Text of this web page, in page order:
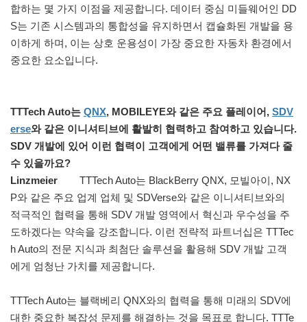
합하는 몇 가지 이점을 제공합니다. 데이터 중심 미들웨어인 DD
S는 기존 시스템과의 통합성을 유지하면서 캡슐화된 개발을 용
이하게 하며, 이는 상호 운용성이 가장 중요한 자동차 환경에서
중요한 요소입니다.
TTTech Auto는 QNX, MOBILEYE와 같은 주요 플레이어, SDV
erse와 같은 이니셔티브에 활발히 협력하고 참여하고 있습니다.
SDV 개발에 있어 이런 협력이 고객에게 어떤 밸류를 가져다 줄
수 있을까요?
Linzmeier
TTTech Auto는 BlackBerry QNX, 모빌아이, NX
P와 같은 주요 업계 업체 및 SDVerse와 같은 이니셔티브와의
적극적인 협력을 통해 SDV 개발 영역에서 혁신과 우수성을 주
도하겠다는 약속을 강조합니다. 이런 전략적 파트너십은 TTTec
h Auto의 전문 지식과 최첨단 솔루션을 활용해 SDV 개발 고객
에게 엄청난 가치를 제공합니다.
TTTech Auto는 블랙베리 QNX와의 협력을 통해 미래의 SDV에
대한 중요한 복잡성 문제를 해결하는 것을 목표로 합니다. TTTe